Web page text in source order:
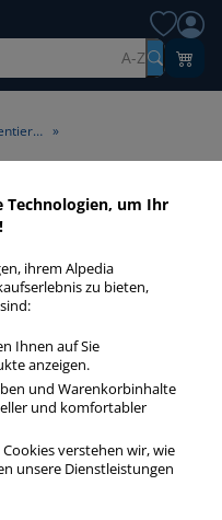
A-Z
Konferenzen / Planen / Präsentieren »
weiß
bester Qualität zum
weiß
Technologien, um Ihr
ihrem Alpedia
zu bieten,
Ihnen auf Sie
anzeigen.
und Warenkorbinhalte
und komfortabler
Cookies verstehen wir, wie
unsere Dienstleistungen